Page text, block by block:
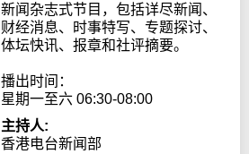
新闻杂志式节目，包括详尽新闻、
财经消息、时事特写、专题探讨、
体坛快讯、报章和社评摘要。
播出时间：
星期一至六 06:30-08:00
主持人:
香港电台新闻部